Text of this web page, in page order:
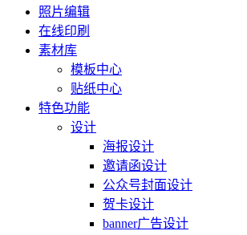
照片编辑
在线印刷
素材库
模板中心
贴纸中心
特色功能
设计
海报设计
邀请函设计
公众号封面设计
贺卡设计
banner广告设计